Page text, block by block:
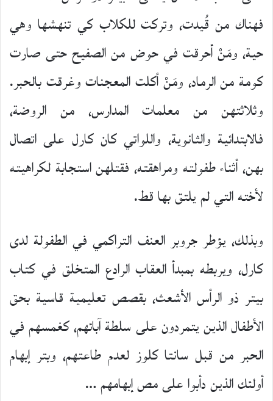
فهناك من قُيدت، وتركت للكلاب كي تنهشها وهي
حية، ومَنْ أحرقت في حوض من الصفيح حتى صارت
كومة من الرماد، ومَنْ أكلت المعجنات وغرقت بالحبر.
وثلاثتهن من معلمات المدارس، من الروضة،
فالابتدائية والثانوية، واللواتي كان كارل على اتصال
بهن، أثناء طفولته ومراهقته، فقتلهن استجابة لكراهيته
لأخته التي لم يلتق بها قط.
وبذلك، يؤطر جروبر العنف التراكمي في الطفولة لدى
كارل، ويربطه بمبدأ العقاب الرادع المتخلق في كتاب
بيتر ذو الرأس الأشعث، بقصص تعليمية قاسية بحق
الأطفال الذين يتمردون على سلطة آبائهم، كغمسهم في
الحبر من قبل سانتا كلوز لعدم طاعتهم، وبتر إبهام
أولئك الذين دأبوا على مص إبهامهم …